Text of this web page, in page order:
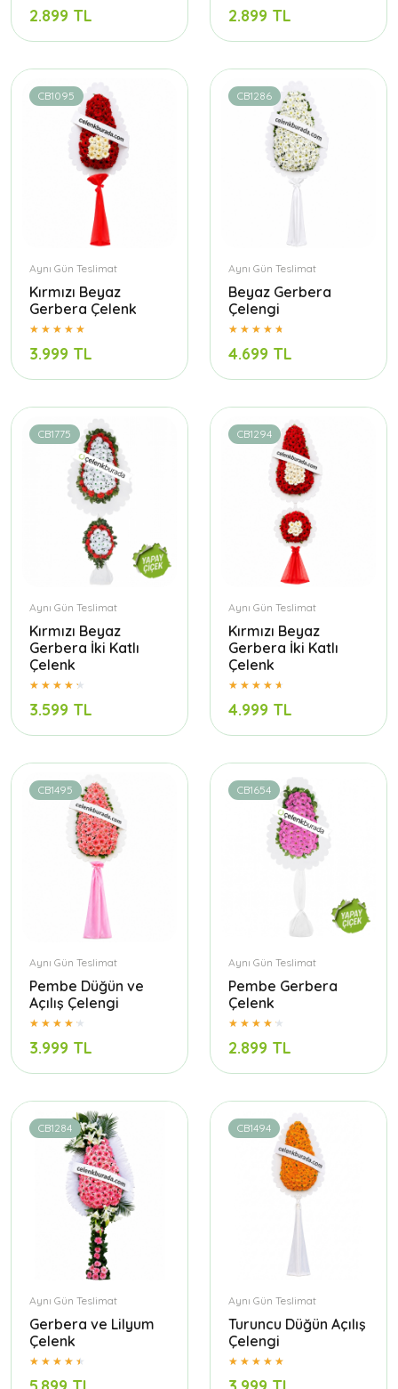
2.899 TL 2.899 TL
CB1095
Aynı Gün Teslimat
Kırmızı Beyaz
Gerbera Çelenk
3.999 TL
CB1286
Aynı Gün Teslimat
Beyaz Gerbera
Çelengi
4.699 TL
CB1775
Aynı Gün Teslimat
Kırmızı Beyaz
Gerbera İki Katlı
Çelenk
3.599 TL
CB1294
Aynı Gün Teslimat
Kırmızı Beyaz
Gerbera İki Katlı
Çelenk
4.999 TL
CB1495
Aynı Gün Teslimat
Pembe Düğün ve
Açılış Çelengi
3.999 TL
CB1654
Aynı Gün Teslimat
Pembe Gerbera
Çelenk
2.899 TL
CB1284
Aynı Gün Teslimat
Gerbera ve Lilyum
Çelenk
CB1494
Aynı Gün Teslimat
Turuncu Düğün Açılış
Çelengi